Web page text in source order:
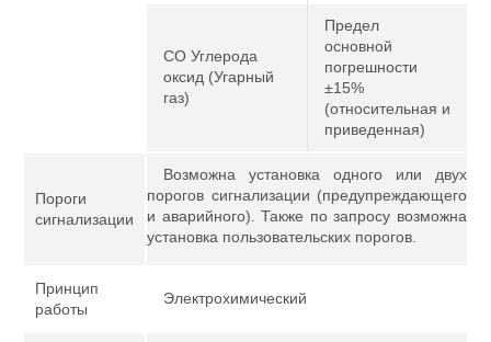
CO Углерода
оксид (Угарный
газ)
Предел
основной
погрешности
±15%
(относительная и
приведенная)
Пороги
сигнализации
Возможна установка одного или двух
порогов сигнализации (предупреждающего
и аварийного). Также по запросу возможна
установка пользовательских порогов.
Принцип
работы
Электрохимический